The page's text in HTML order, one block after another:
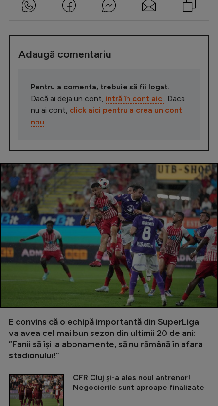
Adaugă comentariu
Pentru a comenta, trebuie să fii logat.
Dacă ai deja un cont, intră în cont aici . Daca
nu ai cont, click aici pentru a crea un cont
nou
E convins că o echipă importantă din SuperLiga
va avea cel mai bun sezon din ultimii 20 de ani:
”Fanii să își ia abonamente, să nu rămână în afara
stadionului!”
CFR Cluj și-a ales noul antrenor!
Negocierile sunt aproape finalizate